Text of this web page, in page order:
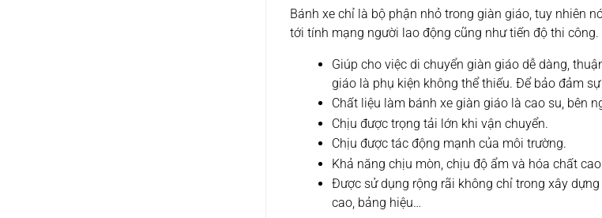
Bánh xe chỉ là bộ phận nhỏ trong giàn giáo, tuy nhiên
tới tính mạng người lao động cũng như tiến độ thi
Giúp cho việc di chuyển giàn giáo dễ dàng,
giáo là phụ kiện không thể thiếu. Để bảo đảm
Chất liệu làm bánh xe giàn giáo là cao su, bên
Chịu được trọng tải lớn khi vận chuyển.
Chịu được tác động mạnh của môi trường.
Khả năng chịu mòn, chịu độ ẩm và hóa chất
Được sử dụng rộng rãi không chỉ trong xây
cao, bảng hiệu…